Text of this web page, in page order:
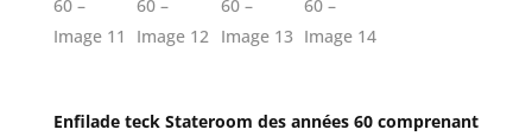
Enfilade teck Stateroom des années 60 comprenant